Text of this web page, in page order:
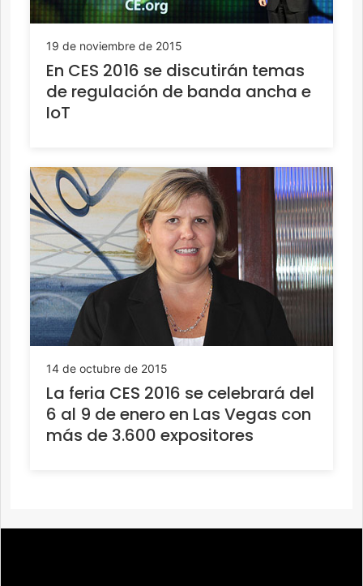
19 de noviembre de 2015
En CES 2016 se discutirán temas
de regulación de banda ancha e
IoT
14 de octubre de 2015
La feria CES 2016 se celebrará del
6 al 9 de enero en Las Vegas con
más de 3.600 expositores